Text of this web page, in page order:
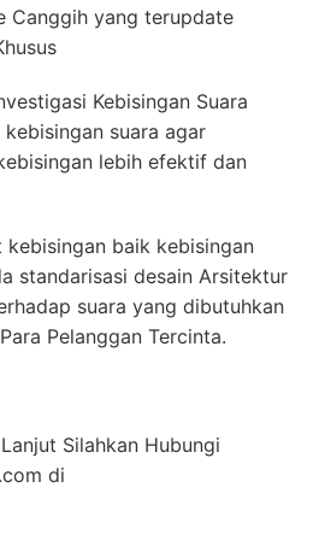
Canggih yang terupdate
Kebisingan Suara
suara agar
lebih efektif dan
baik kebisingan
standarisasi desain Arsitektur
suara yang dibutuhkan
Pelanggan Tercinta.
Silahkan Hubungi
di